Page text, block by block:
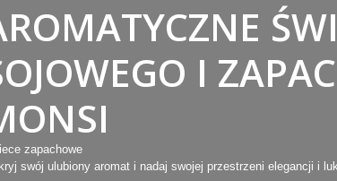
I
zapachowe
swój ulubiony aromat i nadaj swojej przestrzeni elegancji i